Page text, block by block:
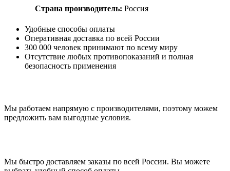
Страна производитель: Россия
Удобные способы оплаты
Оперативная доставка по всей России
300 000 человек принимают по всему миру
Отсутствие любых противопоказаний и полная
безопасность применения
Мы работаем напрямую с производителями, поэтому можем
предложить вам выгодные условия.
Мы быстро доставляем заказы по всей России. Вы можете